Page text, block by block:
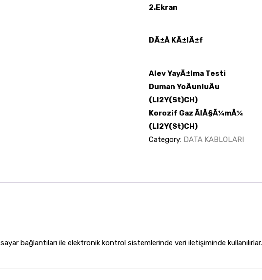
2.Ekran
DÄ±Å KÄ±lÄ±f
Alev YayÄ±lma Testi
Duman YoÄunluÄu
(LI2Y(St)CH)
Korozif Gaz ÃlÃ§Ã¼mÃ¼
(LI2Y(St)CH)
Category: DATA KABLOLARI
bağlantıları ile elektronik kontrol sistemlerinde veri iletişiminde